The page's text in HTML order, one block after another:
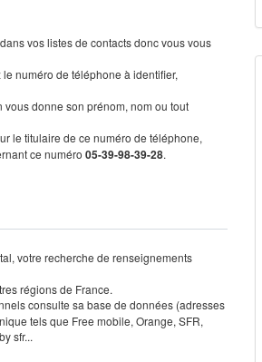
vos listes de contacts donc vous vous
numéro de téléphone à identifier,
donne son prénom, nom ou tout
le titulaire de ce numéro de téléphone,
ce numéro 05-39-98-39-28.
votre recherche de renseignements
régions de France.
consulte sa base de données (adresses
tels que Free mobile, Orange, SFR,
sfr...